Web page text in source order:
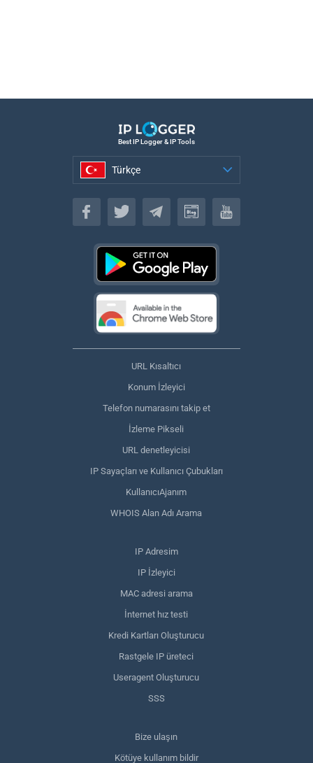
Best IP Logger & IP Tools
Türkçe
Türkçe
URL Kısaltıcı
Konum İzleyici
Telefon numarasını takip et
İzleme Pikseli
URL denetleyicisi
IP Sayaçları ve Kullanıcı Çubukları
KullanıcıAjanım
WHOIS Alan Adı Arama
IP Adresim
IP İzleyici
MAC adresi arama
İnternet hız testi
Kredi Kartları Oluşturucu
Rastgele IP üreteci
Useragent Oluşturucu
SSS
Bize ulaşın
Kötüye kullanım bildir